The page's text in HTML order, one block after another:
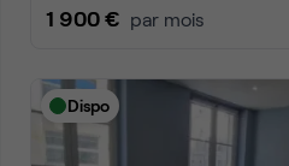
1 900 € par mois
Dispo